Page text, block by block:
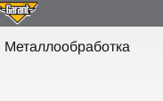
Металлообработка